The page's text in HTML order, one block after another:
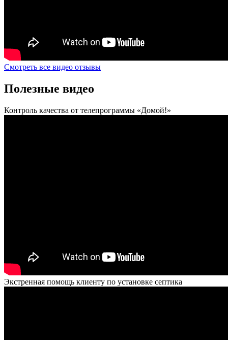
Смотреть все видео отзывы
Полезные видео
Контроль качества от телепрограммы «Домой!»
Экстренная помощь клиенту по установке септика